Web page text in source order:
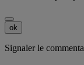
ok
Signaler le